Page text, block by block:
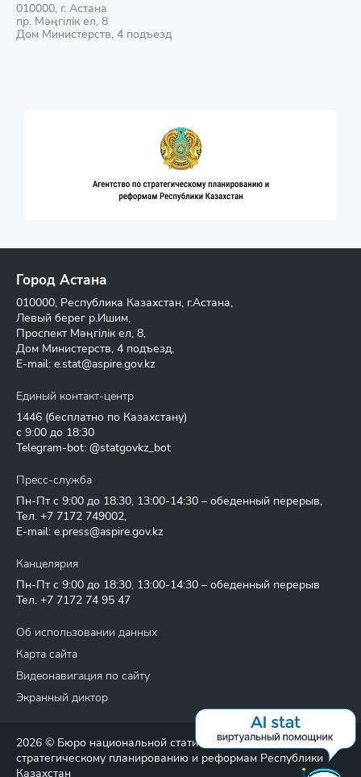
010000, г. Астана
пр. Мәңгілік ел, 8
Дом Министерств, 4 подъезд
Город Астана
010000, Республика Казахстан, г.Астана,
Левый берег р.Ишим,
Проспект Мәңгілік ел, 8,
Дом Министерств, 4 подъезд,
E-mail: e.stat@aspire.gov.kz
Единый контакт-центр
1446 (бесплатно по Казахстану)
с 9:00 до 18:30
Telegram-bot: @statgovkz_bot
Пресс-служба
Пн-Пт с 9:00 до 18:30, 13:00-14:30 – обеденный перерыв,
Тел. +7 7172 749002,
E-mail: e.press@aspire.gov.kz
Канцелярия
Пн-Пт с 9:00 до 18:30, 13:00-14:30 – обеденный перерыв
Тел. +7 7172 74 95 47
Об использовании данных
Карта сайта
Видеонавигация по сайту
Экранный диктор
2026 © Бюро национальной статистики Агентства по
стратегическому планированию и реформам Республики
Казахстан